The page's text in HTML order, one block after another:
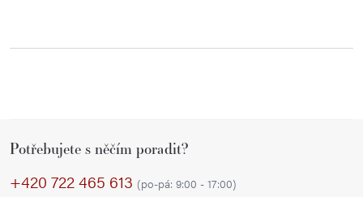
Potřebujete s něčím poradit?
+420 722 465 613 (po-pá: 9:00 - 17:00)